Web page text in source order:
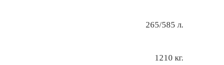
265/585 л.
1210 кг.